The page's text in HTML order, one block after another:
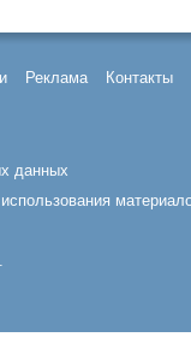
Реклама Контакты
данных